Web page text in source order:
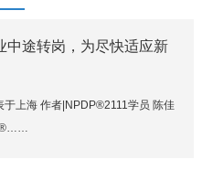
途转岗，为尽快适应新
学员 陈佳